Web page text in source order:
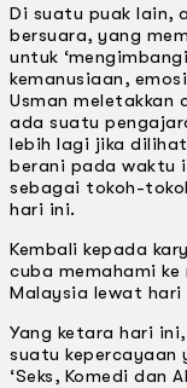
Di suatu puak lain,
bersuara, yang
untuk
kemanusiaan,
Usman meletakkan
ada suatu
lebih lagi jika
berani pada waktu
sebagai tokoh-
hari ini.
Kembali kepada
cuba memahami
Malaysia lewat hari
Yang ketara hari
suatu kepercayaan
‘Seks, Komedi dan